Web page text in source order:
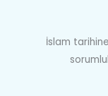
İslam